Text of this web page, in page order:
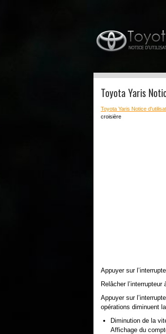
Toyota Yaris
Toyota Yaris Notice
croisière
Appuyer sur
Relâcher
Appuyer sur
opérations diminuent
Diminution de la
Affichage du